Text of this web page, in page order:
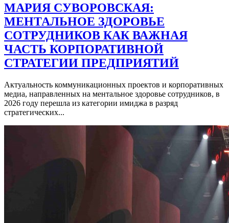
МАРИЯ СУВОРОВСКАЯ:
МЕНТАЛЬНОЕ ЗДОРОВЬЕ
СОТРУДНИКОВ КАК ВАЖНАЯ
ЧАСТЬ КОРПОРАТИВНОЙ
СТРАТЕГИИ ПРЕДПРИЯТИЙ
Актуальность коммуникационных проектов и корпоративных
медиа, направленных на ментальное здоровье сотрудников, в
2026 году перешла из категории имиджа в разряд
стратегических...